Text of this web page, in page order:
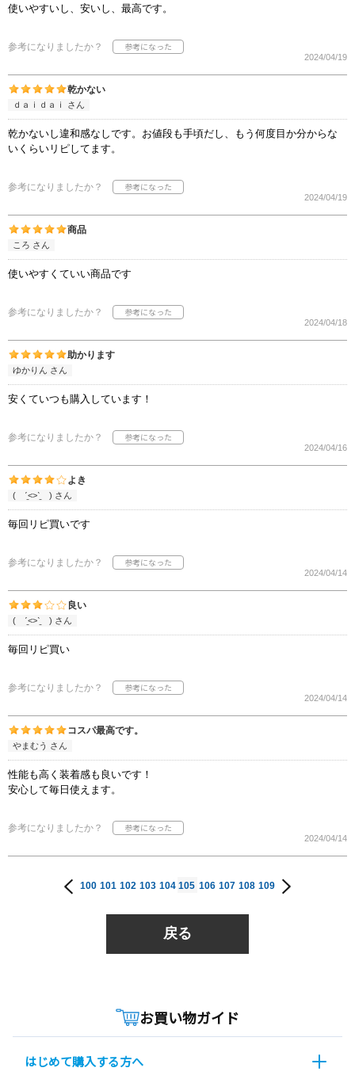
使いやすいし、安いし、最高です。
参考になりましたか？
2024/04/19
乾かない
ｄａｉｄａｉ さん
乾かないし違和感なしです。お値段も手頃だし、もう何度目か分からな
いくらいリピしてます。
参考になりましたか？
2024/04/19
商品
ころ さん
使いやすくていい商品です
参考になりましたか？
2024/04/18
助かります
ゆかりん さん
安くていつも購入しています！
参考になりましたか？
2024/04/16
よき
( ˊ̱˂˃ˋ̱ ) さん
毎回リピ買いです
参考になりましたか？
2024/04/14
良い
( ˊ̱˂˃ˋ̱ ) さん
毎回リピ買い
参考になりましたか？
2024/04/14
コスパ最高です。
やまむう さん
性能も高く装着感も良いです！
安心して毎日使えます。
参考になりましたか？
2024/04/14
100 101 102 103 104 105 106 107 108 109
戻る
お買い物ガイド
はじめて購入する方へ